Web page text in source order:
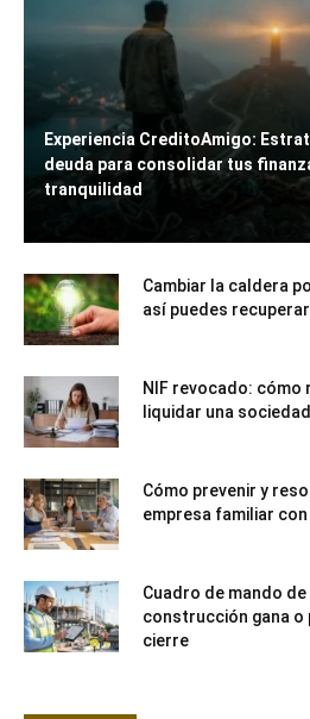
Experiencia CreditoAmigo:
deuda para consolidar tus
tranquilidad
Cambiar la caldera
así puedes
NIF revocado: cómo
liquidar una
Cómo prevenir y
empresa familiar
Cuadro de mando
construcción gana o
cierre